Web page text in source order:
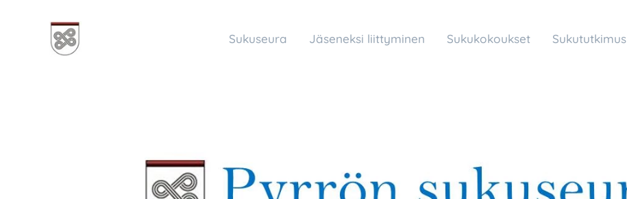
Sukuseura Jäseneksi liittyminen Sukukokoukset Sukututkimus